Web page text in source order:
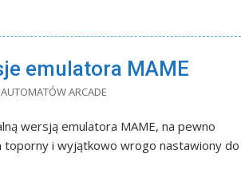
emulatora MAME
AUTOMATÓW ARCADE
wersją emulatora MAME, na pewno
toporny i wyjątkowo wrogo nastawiony do